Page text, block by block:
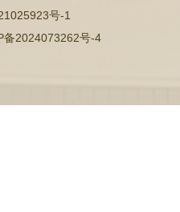
号-1
备2024073262号-4